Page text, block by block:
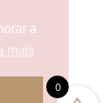
a
mais
0